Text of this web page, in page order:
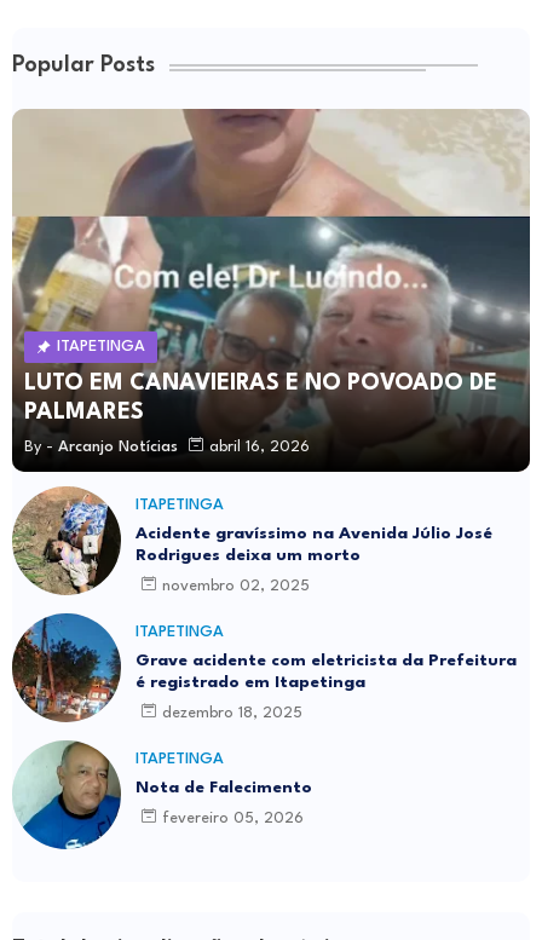
Popular Posts
ITAPETINGA
LUTO EM CANAVIEIRAS E NO POVOADO DE
PALMARES
By - Arcanjo Notícias abril 16, 2026
ITAPETINGA
Acidente gravíssimo na Avenida Júlio José
Rodrigues deixa um morto
novembro 02, 2025
ITAPETINGA
Grave acidente com eletricista da Prefeitura
é registrado em Itapetinga
dezembro 18, 2025
ITAPETINGA
Nota de Falecimento
fevereiro 05, 2026